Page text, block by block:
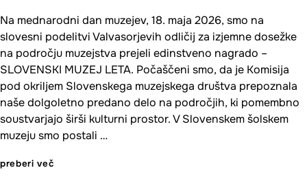
Na mednarodni dan muzejev, 18. maja 2026, smo na
slovesni podelitvi Valvasorjevih odličij za izjemne dosežke
na področju muzejstva prejeli edinstveno nagrado –
SLOVENSKI MUZEJ LETA. Počaščeni smo, da je Komisija
pod okriljem Slovenskega muzejskega društva prepoznala
naše dolgoletno predano delo na področjih, ki pomembno
soustvarjajo širši kulturni prostor. V Slovenskem šolskem
muzeju smo postali …
preberi več